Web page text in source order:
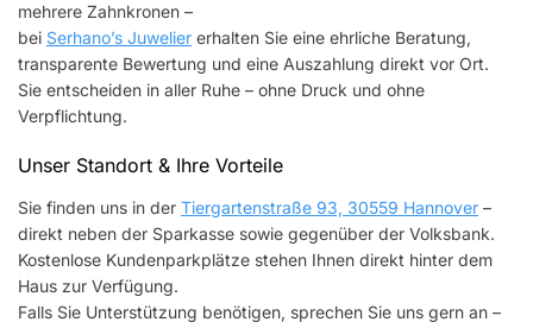
mehrere Zahnkronen –
bei Serhano’s Juwelier erhalten Sie eine ehrliche Beratung,
transparente Bewertung und eine Auszahlung direkt vor Ort.
Sie entscheiden in aller Ruhe – ohne Druck und ohne
Verpflichtung.
Unser Standort & Ihre Vorteile
Sie finden uns in der Tiergartenstraße 93, 30559 Hannover –
direkt neben der Sparkasse sowie gegenüber der Volksbank.
Kostenlose Kundenparkplätze stehen Ihnen direkt hinter dem
Haus zur Verfügung.
Falls Sie Unterstützung benötigen, sprechen Sie uns gern an –